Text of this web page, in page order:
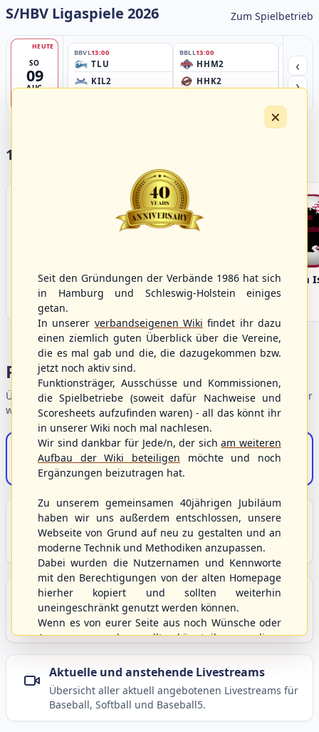
S/HBV Ligaspiele 2026 Zum Spielbetrieb
SO
09
AUG
HEUTE
BBVL13:00
TLU
KIL2
BBLL13:00
HHM2
HHK2
Ballpark
‹
›
17 Vereine im S/HBV
Bargenstedt
Beavers
Elmshorn Alligators Fehmarn
Portalbereiche
Übersicht der Verbandsbereiche – wählen Sie einen Einstieg für
weiterführende Informationen.
S/HBV-Shop
Der Onlineshop des S/HBV
Unser Sport
Grundlagen und Hintergründe zu Baseball, Softball
und Baseball5.
Berichte und Neuigkeiten
Aktuelle Meldungen, Berichte und Nachrichten aus
dem S/HBV, Deutschland und der Welt.
Aktuelle und anstehende Livestreams
Übersicht aller aktuell angebotenen Livestreams für
Baseball, Softball und Baseball5.
×
Seit den Gründungen der Verbände 1986 hat sich
in Hamburg und Schleswig-Holstein einiges
getan.
In unserer verbandseigenen Wiki findet ihr dazu
einen ziemlich guten Überblick über die Vereine,
die es mal gab und die, die dazugekommen bzw.
jetzt noch aktiv sind.
Funktionsträger, Ausschüsse und Kommissionen,
die Spielbetriebe (soweit dafür Nachweise und
Scoresheets aufzufinden waren) - all das könnt ihr
in unserer Wiki noch mal nachlesen.
Wir sind dankbar für Jede/n, der sicham weiteren
Aufbau der Wiki beteiligen möchte und noch
Ergänzungen beizutragen hat.
Zu unserem gemeinsamen 40jährigen Jubiläum
haben wir uns außerdem entschlossen, unsere
Webseite von Grund auf neu zu gestalten und an
moderne Technik und Methodiken anzupassen.
Dabei wurden die Nutzernamen und Kennworte
mit den Berechtigungen von der alten Homepage
hierher kopiert und sollten weiterhin
uneingeschränkt genutzt werden können.
Wenn es von eurer Seite aus noch Wünsche oder
Anregungen geben sollte, könnt ihr uns diese
gerne an die Verbandsadresseinfo@shbvnet.de
schicken.